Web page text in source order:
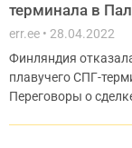
терминала в
err.ee
28.04.2022
Финляндия
плавучего СПГ-
Переговоры о